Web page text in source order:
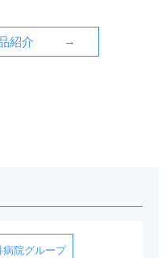
紹介
院グループ